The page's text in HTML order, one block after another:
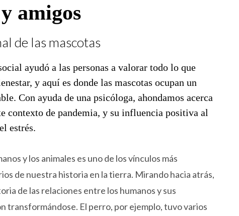
amigos
de las mascotas
ayudó a las personas a valorar todo lo que
y aquí es donde las mascotas ocupan un
Con ayuda de una psicóloga, ahondamos acerca
contexto de pandemia, y su influencia positiva al
estrés.
y los animales es uno de los vínculos más
de nuestra historia en la tierra. Mirando hacia atrás,
de las relaciones entre los humanos y sus
transformándose. El perro, por ejemplo, tuvo varios